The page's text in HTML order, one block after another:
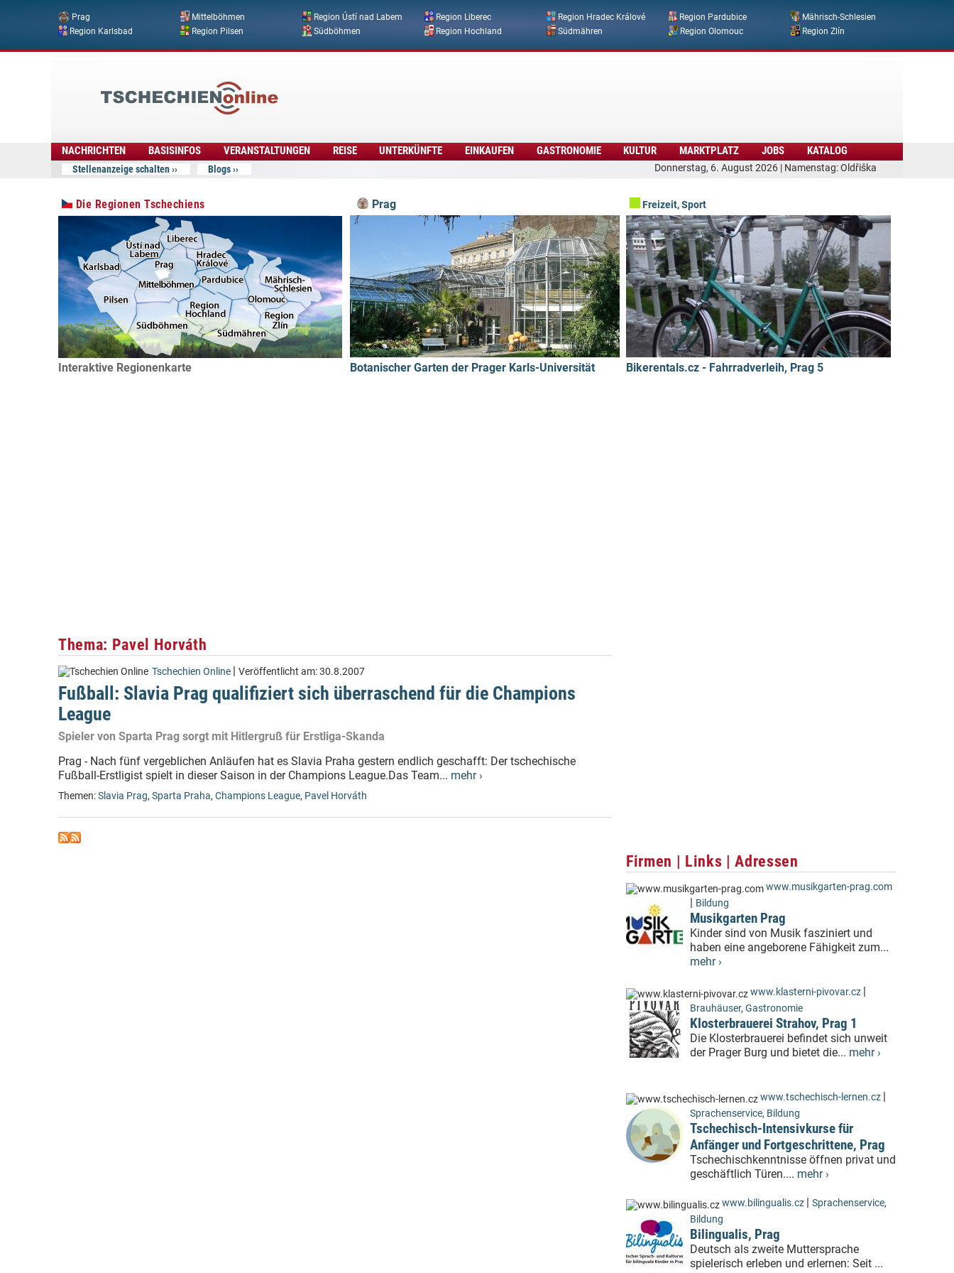
Direkt zum Inhalt
Prag Mittelböhmen Region Ústí nad Labem Region Liberec Region Hradec Králové Region Pardubice
Mährisch-Schlesien
Region Karlsbad
Region Pilsen Südböhmen Region Hochland Südmähren Region Olomouc Region Zlín
Donnerstag, 6. August 2026 | Namenstag: Oldřiška
Online
NACHRICHTEN BASISINFOS VERANSTALTUNGEN REISE UNTERKÜNFTE EINKAUFEN GASTRONOMIE KULTUR MARKTPLATZ JOBS KATALOG
Stellenanzeige schalten Blogs
Die Regionen Tschechiens
Interaktive Regionenkarte
Prag
Botanischer Garten der Prager Karls-Universität
Freizeit, Sport
Bikerentals.cz - Fahrradverleih, Prag 5
Thema: Pavel Horváth
Tschechien Online | Veröffentlicht am:30.8.2007
Fußball: Slavia Prag qualifiziert sich überraschend für die Champions
League
Spieler von Sparta Prag sorgt mit Hitlergruß für Erstliga-Skanda
Prag - Nach fünf vergeblichen Anläufen hat es Slavia Praha gestern endlich geschafft: Der tschechische
Fußball-Erstligist spielt in dieser Saison in der Champions League.Das Team... mehr ›
Themen:Slavia Prag, Sparta Praha, Champions League, Pavel Horváth
Firmen | Links | Adressen
www.musikgarten-prag.com
| Bildung
Musikgarten Prag
Kinder sind von Musik fasziniert und
haben eine angeborene Fähigkeit zum...
mehr ›
www.klasterni-pivovar.cz |
Brauhäuser, Gastronomie
Klosterbrauerei Strahov, Prag 1
Die Klosterbrauerei befindet sich unweit
der Prager Burg und bietet die... mehr ›
www.tschechisch-lernen.cz |
Sprachenservice, Bildung
Tschechisch-Intensivkurse für
Anfänger und Fortgeschrittene, Prag
Tschechischkenntnisse öffnen privat und
geschäftlich Türen.... mehr ›
www.bilingualis.cz | Sprachenservice,
Bildung
Bilingualis, Prag
Deutsch als zweite Muttersprache
spielerisch erleben und erlernen: Seit ...